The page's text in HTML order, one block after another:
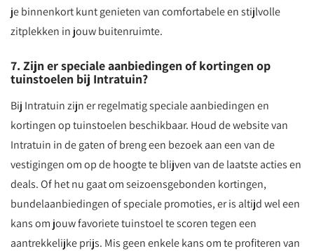
je binnenkort kunt genieten van comfortabele en stijlvolle
zitplekken in jouw buitenruimte.
7. Zijn er speciale aanbiedingen of kortingen op
tuinstoelen bij Intratuin?
Bij Intratuin zijn er regelmatig speciale aanbiedingen en
kortingen op tuinstoelen beschikbaar. Houd de website van
Intratuin in de gaten of breng een bezoek aan een van de
vestigingen om op de hoogte te blijven van de laatste acties en
deals. Of het nu gaat om seizoensgebonden kortingen,
bundelaanbiedingen of speciale promoties, er is altijd wel een
kans om jouw favoriete tuinstoel te scoren tegen een
aantrekkelijke prijs. Mis geen enkele kans om te profiteren van